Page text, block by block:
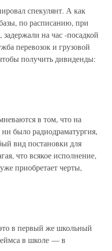
спекулянт. А как
по расписанию, при
на час -посадкой
перевозок и грузовой
получить дивиденды:
в том, что на
ни было радиодраматургия,
вид постановки для
что всякое исполнение,
приобретает черты,
в первый же школьный
в школе — в